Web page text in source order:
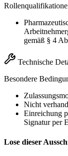
gemäß § 4
Technische
Besondere
Nicht
Einreichung
Signatur per
Lose dieser